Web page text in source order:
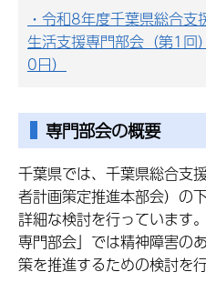
・令和8年度千葉県総合
生活支援専門部会（第1
0日）
専門部会の概要
千葉県では、千葉県総合支
者計画策定推進本部会）の
詳細な検討を行っています
専門部会」では精神障害の
策を推進するための検討を